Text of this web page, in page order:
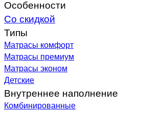
Особенности
Со скидкой
Типы
Матрасы комфорт
Матрасы премиум
Матрасы эконом
Детские
Внутреннее наполнение
Комбинированные